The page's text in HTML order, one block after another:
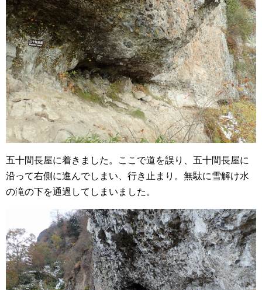
五十間長屋に着きました。ここで道を誤り、五十間長屋に
沿って右側に進んでしまい、行き止まり。無駄に雪解け水
の滝の下を通過してしまいました。